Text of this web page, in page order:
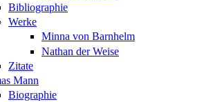
Bibliographie
Werke
Minna von Barnhelm
Nathan der Weise
Zitate
Mann
Biographie